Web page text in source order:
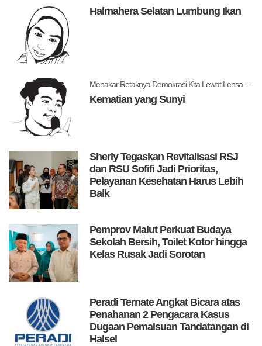
Halmahera Selatan Lumbung Ikan
Kematian yang Sunyi
Sherly Tegaskan Revitalisasi RSJ
dan RSU Sofifi Jadi Prioritas,
Pelayanan Kesehatan Harus Lebih
Baik
Pemprov Malut Perkuat Budaya
Sekolah Bersih, Toilet Kotor hingga
Kelas Rusak Jadi Sorotan
Peradi Ternate Angkat Bicara atas
Penahanan 2 Pengacara Kasus
Dugaan Pemalsuan Tandatangan di
Halsel